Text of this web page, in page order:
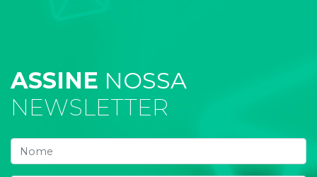
ASSINE NOSSA
NEWSLETTER